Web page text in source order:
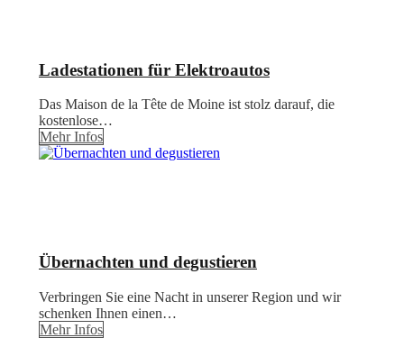
Ladestationen für Elektroautos
Das Maison de la Tête de Moine ist stolz darauf, die
kostenlose…
Mehr Infos
Übernachten und degustieren
Verbringen Sie eine Nacht in unserer Region und wir
schenken Ihnen einen…
Mehr Infos